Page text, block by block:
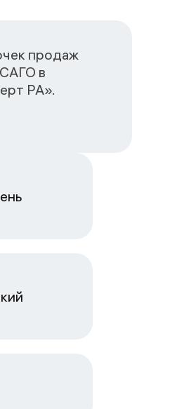
продаж
в
РА».